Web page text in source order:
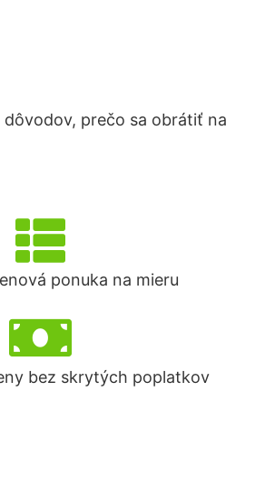
prečo sa obrátiť na
ponuka na mieru
bez skrytých poplatkov